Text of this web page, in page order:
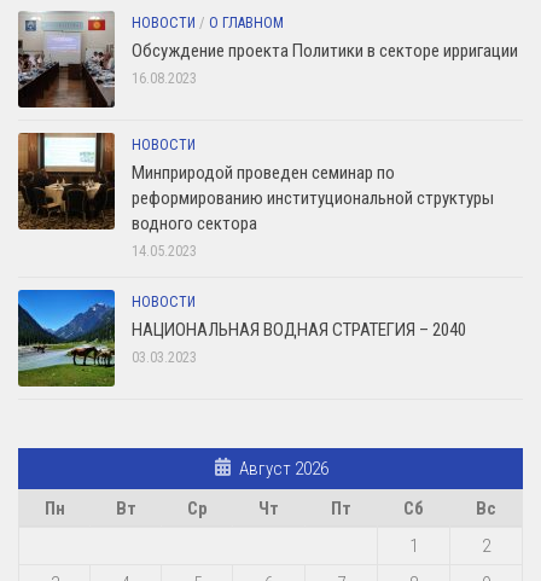
НОВОСТИ / О ГЛАВНОМ
Обсуждение проекта Политики в секторе ирригации
16.08.2023
НОВОСТИ
Минприродой проведен семинар по
реформированию институциональной структуры
водного сектора
14.05.2023
НОВОСТИ
НАЦИОНАЛЬНАЯ ВОДНАЯ СТРАТЕГИЯ – 2040
03.03.2023
Август 2026
Пн
Вт Ср Чт Пт Сб
Вс
1
2